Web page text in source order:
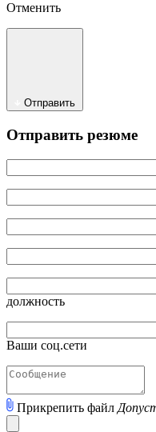
Отменить
Отправить
Отправить резюме
должность
Ваши соц.сети
Прикрепить файл